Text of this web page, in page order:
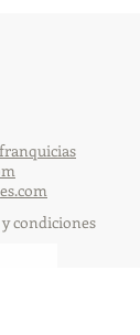
condiciones